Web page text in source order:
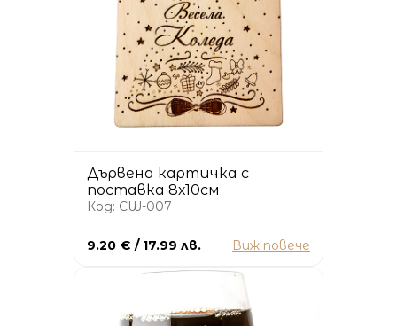
Дървена картичка с
поставка 8х10см
Код: CW-007
9.20 € / 17.99 лв. Виж повече